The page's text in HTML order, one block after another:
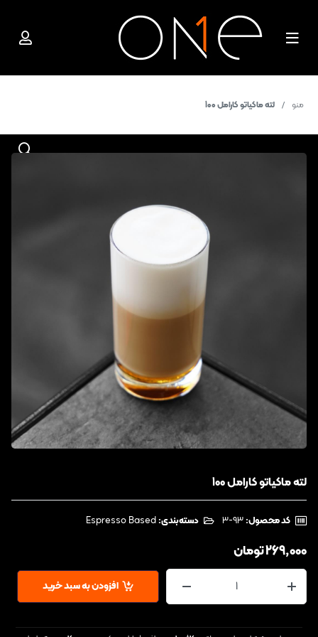
منو لته ماکیاتو کارامل 100
لته ماکیاتو کارامل 100
کد محصول: دسته‌بندی: Espresso Based
269,000تومان
افزودن به سبد خرید